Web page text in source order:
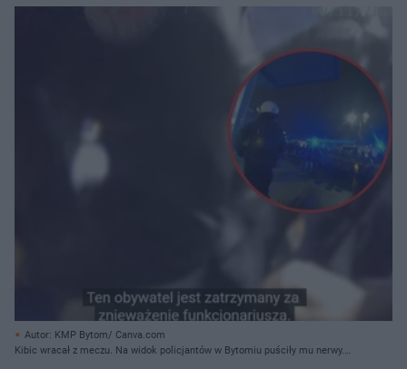
Autor: KMP Bytom/ Canva.com
Kibic wracał z meczu. Na widok policjantów w Bytomiu puściły mu nerwy.